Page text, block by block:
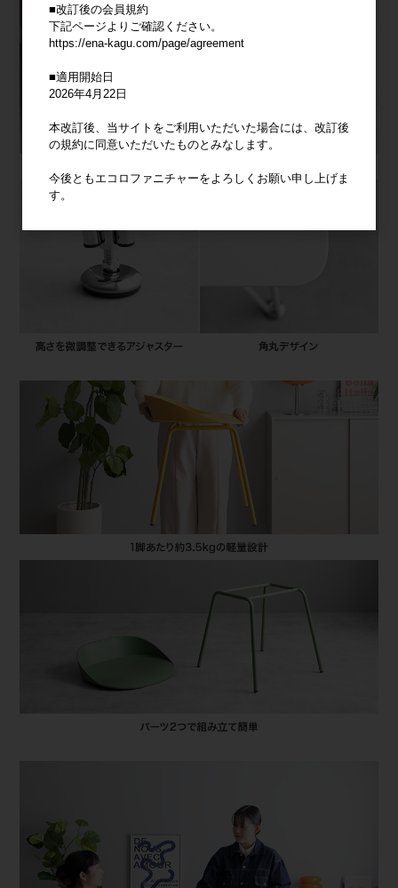
■改訂後の会員規約
下記ページよりご確認ください。
https://ena-kagu.com/page/agreement
■適用開始日
2026年4月22日
本改訂後、当サイトをご利用いただいた場合には、改訂後
の規約に同意いただいたものとみなします。
今後ともエコロファニチャーをよろしくお願い申し上げま
す。